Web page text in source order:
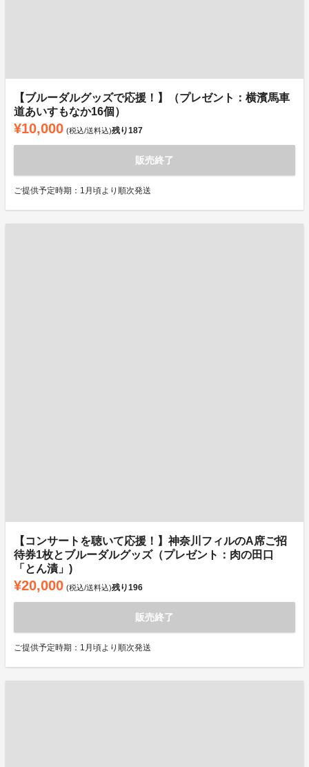
【ブルーダルグッズで応援！】（プレゼント：横濱馬車
道あいすもなか16個）
¥10,000 (税込/送料込)残り187
販売終了
ご提供予定時期：1月頃より順次発送
【コンサートを聴いて応援！】神奈川フィルのA席ご招
待券1枚とブルーダルグッズ（プレゼント：肉の田口
「とん漬」)
¥20,000 (税込/送料込)残り196
販売終了
ご提供予定時期：1月頃より順次発送